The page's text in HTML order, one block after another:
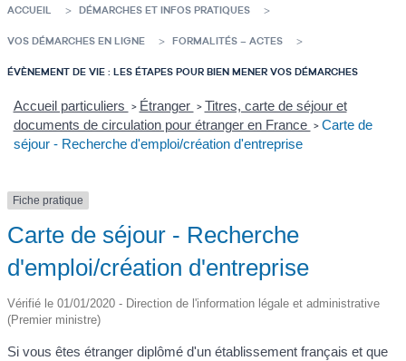
ACCUEIL DÉMARCHES ET INFOS PRATIQUES
VOS DÉMARCHES EN LIGNE FORMALITÉS – ACTES
ÉVÈNEMENT DE VIE : LES ÉTAPES POUR BIEN MENER VOS DÉMARCHES
Accueil particuliers > Étranger > Titres, carte de séjour et
documents de circulation pour étranger en France > Carte de
séjour - Recherche d'emploi/création d'entreprise
Fiche pratique
Carte de séjour - Recherche
d'emploi/création d'entreprise
Vérifié le 01/01/2020 - Direction de l'information légale et administrative
(Premier ministre)
Si vous êtes étranger diplômé d'un établissement français et que